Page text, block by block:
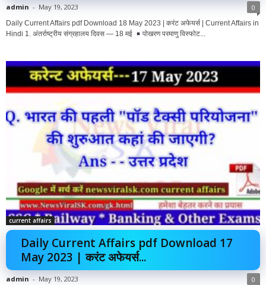
admin - May 19, 2023 0
Daily Current Affairs pdf Download 18 May 2023 | करंट अफेयर्स | Current Affairs in
Hindi 1. अंतर्राष्ट्रीय संग्रहालय दिवस — 18 मई
पोखरण परमाणु विस्फोट...
current affairs
Daily Current Affairs pdf Download 17
May 2023 | करंट अफेयर्स...
admin - May 19, 2023 0